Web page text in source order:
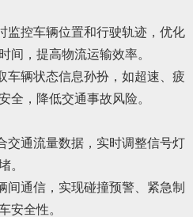
监控车辆位置和行驶轨迹，优化
间，提高物流运输效率。
车辆状态信息孙扮，如超速、疲
全，降低交通事故风险。
交通流量数据，实时调整信号灯
。
间通信，实现碰撞预警、紧急制
安全性。